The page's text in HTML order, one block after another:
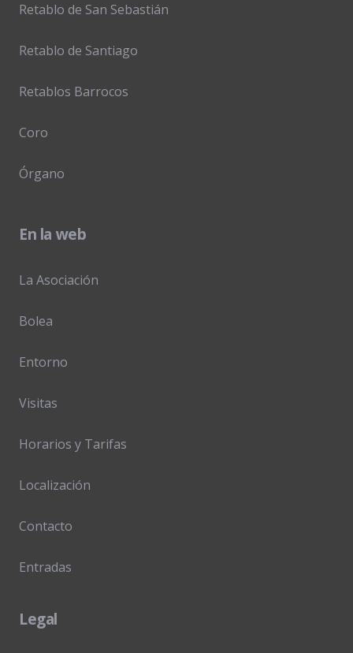
Retablo de San Sebastián
Retablo de Santiago
Retablos Barrocos
Coro
Órgano
En la web
La Asociación
Bolea
Entorno
Visitas
Horarios y Tarifas
Localización
Contacto
Entradas
Legal